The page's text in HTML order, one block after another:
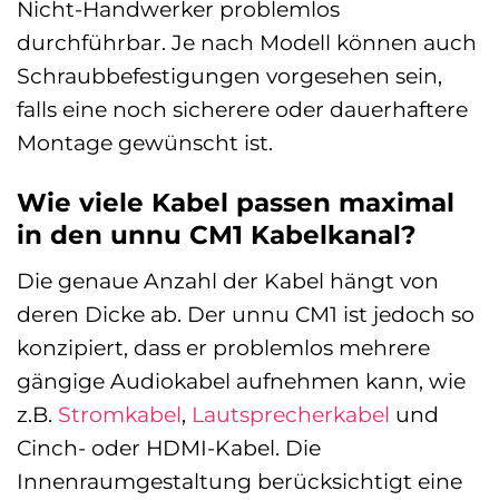
Nicht-Handwerker problemlos
durchführbar. Je nach Modell können auch
Schraubbefestigungen vorgesehen sein,
falls eine noch sicherere oder dauerhaftere
Montage gewünscht ist.
Wie viele Kabel passen maximal
in den unnu CM1 Kabelkanal?
Die genaue Anzahl der Kabel hängt von
deren Dicke ab. Der unnu CM1 ist jedoch so
konzipiert, dass er problemlos mehrere
gängige Audiokabel aufnehmen kann, wie
z.B. Stromkabel, Lautsprecherkabel und
Cinch- oder HDMI-Kabel. Die
Innenraumgestaltung berücksichtigt eine